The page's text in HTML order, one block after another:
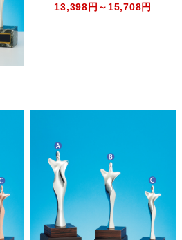
13,398円～15,708円